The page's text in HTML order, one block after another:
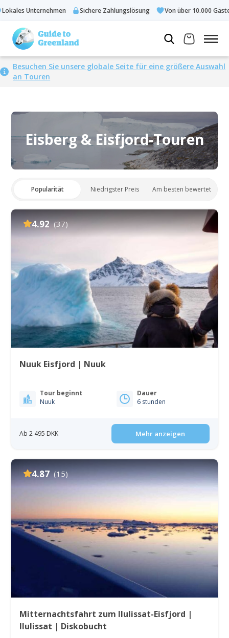
Unternehmen Sichere Zahlungslösung Von über 10.000 Gästen
Besuchen Sie unsere globale Seite für eine größere Auswahl
an Touren
Eisberg & Eisfjord-Touren
Popularität Niedrigster Preis Am besten bewertet
4.92 (37)
Nuuk Eisfjord | Nuuk
Tour beginnt
Nuuk
Dauer
6 stunden
Ab 2 495 DKK Mehr anzeigen
4.87 (15)
Mitternachtsfahrt zum Ilulissat-Eisfjord |
Ilulissat | Diskobucht